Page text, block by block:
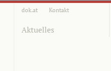
dok.at Kontakt
Aktuelles